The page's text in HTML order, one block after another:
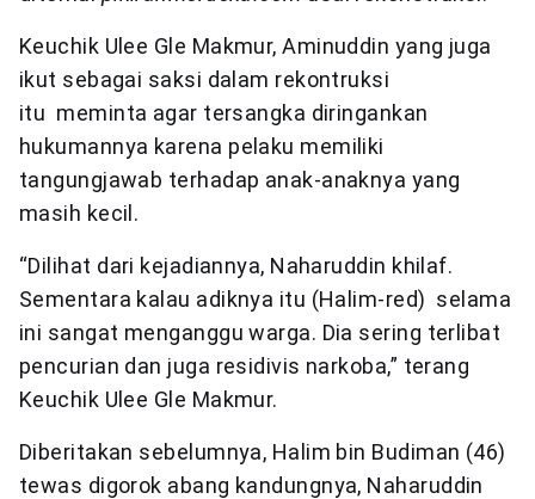
Keuchik Ulee Gle Makmur, Aminuddin yang juga
ikut sebagai saksi dalam rekontruksi
itu meminta agar tersangka diringankan
hukumannya karena pelaku memiliki
tangungjawab terhadap anak-anaknya yang
masih kecil.
“Dilihat dari kejadiannya, Naharuddin khilaf.
Sementara kalau adiknya itu (Halim-red) selama
ini sangat menganggu warga. Dia sering terlibat
pencurian dan juga residivis narkoba,” terang
Keuchik Ulee Gle Makmur.
Diberitakan sebelumnya, Halim bin Budiman (46)
tewas digorok abang kandungnya, Naharuddin